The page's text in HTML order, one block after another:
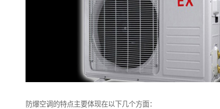
防爆空调的特点主要体现在以下几个方面：